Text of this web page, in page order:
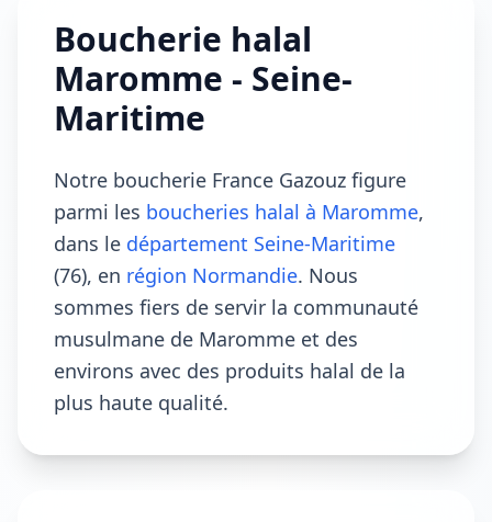
Boucherie halal
Maromme - Seine-
Maritime
Notre boucherie France Gazouz figure
parmi les boucheries halal à Maromme,
dans le département Seine-Maritime
(76), en région Normandie. Nous
sommes fiers de servir la communauté
musulmane de Maromme et des
environs avec des produits halal de la
plus haute qualité.